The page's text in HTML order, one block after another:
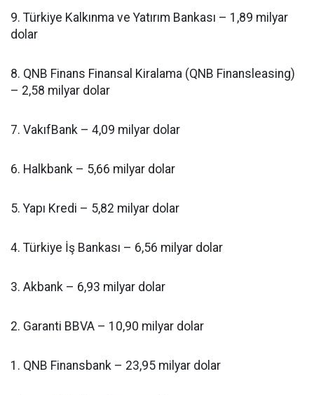
9. Türkiye Kalkınma ve Yatırım Bankası – 1,89 milyar
dolar
8. QNB Finans Finansal Kiralama (QNB Finansleasing)
– 2,58 milyar dolar
7. VakıfBank – 4,09 milyar dolar
6. Halkbank – 5,66 milyar dolar
5. Yapı Kredi – 5,82 milyar dolar
4. Türkiye İş Bankası – 6,56 milyar dolar
3. Akbank – 6,93 milyar dolar
2. Garanti BBVA – 10,90 milyar dolar
1. QNB Finansbank – 23,95 milyar dolar